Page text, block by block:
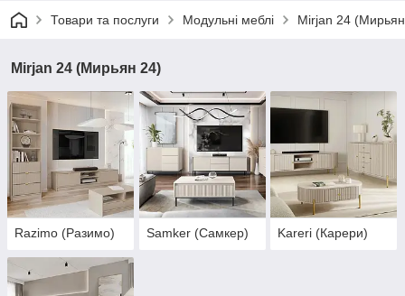
Товари та послуги Модульні меблі Mirjan 24
Mirjan 24 (Мирьян 24)
Razimo (Разимо) Samker (Самкер) Kareri (Карери)